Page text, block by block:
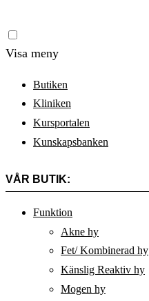
Visa meny
Butiken
Kliniken
Kursportalen
Kunskapsbanken
VÅR BUTIK:
Funktion
Akne hy
Fet/ Kombinerad hy
Känslig Reaktiv hy
Mogen hy